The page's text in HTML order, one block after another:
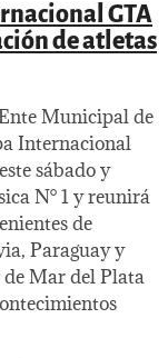
GTA
de atletas
Municipal de
Internacional
sábado y
N° 1 y reunirá
de
Paraguay y
Mar del Plata